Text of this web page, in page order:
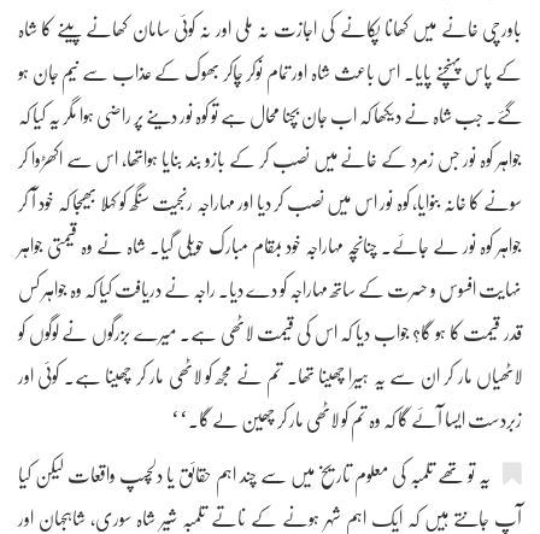
باورچی خانے میں کھانا پکانے کی اجازت نہ ملی اور نہ کوئی سامان کھانے پینے کا شاہ
کے پاس پہنچنے پایا۔ اس باعث شاہ اور تمام نوکر چاکر بھوک کے عذاب سے نیم جان ہو
گئے۔ جب شاہ نے دیکھا کہ اب جان بچنا محال ہے تو کوہ نور دینے پر راضی ہوا مگر یہ کیا کہ
جواہر کوہ نور جس زمرد کے خانے میں نصب کر کے بازو بند بنایا ہواتھا، اس سے اکھڑوا کر
سونے کا خانہ بنوایا، کوہ نور اس میں نصب کر دیا اور مہاراجہ رنجیت سنگھ کو کہلا بھیجا کہ خود آ کر
جواہر کوہ نور لے جائے۔ چنانچہ مہاراجہ خود بمقام مبارک حویلی گیا۔ شاہ نے وہ قیمتی جواہر
نہایت افسوس و حسرت کے ساتھ مہاراجہ کو دے دیا۔ راجہ نے دریافت کیا کہ وہ جواہر کس
قدر قیمت کا ہو گا؟ جواب دیا کہ اس کی قیمت لاٹھی ہے۔ میرے بزرگوں نے لوگوں کو
لاٹھیاں مار کر ان سے یہ ہیرا چھینا تھا۔ تم نے مجھ کو لاٹھی مار کر چھینا ہے۔ کوئی اور
زبردست ایسا آئے گا کہ وہ تم کو لاٹھی مار کر چھین لے گا۔‘‘
یہ تو تھے تلمبہ کی معلوم تاریخ میں سے چند اہم حقائق یا دلچسپ واقعات لیکن کیا
آپ جانتے ہیں کہ ایک اہم شہر ہونے کے ناتے تلمبہ شیر شاہ سوری، شاہجہان اور